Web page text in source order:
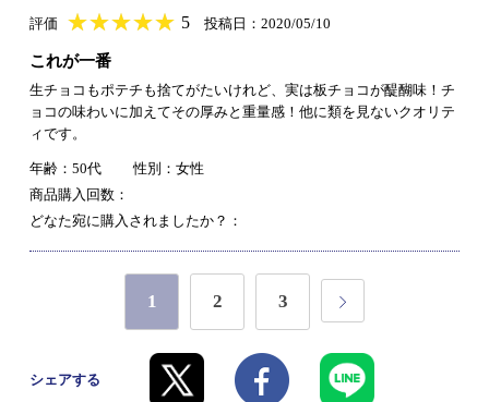
評価 ★★★★★
★★★★★ 5 投稿日：2020/05/10
これが一番
生チョコもポテチも捨てがたいけれど、実は板チョコが醍醐味！チ
ョコの味わいに加えてその厚みと重量感！他に類を見ないクオリテ
ィです。
年齢：50代
性別：女性
商品購入回数：
どなた宛に購入されましたか？：
1 2 3
シェアする